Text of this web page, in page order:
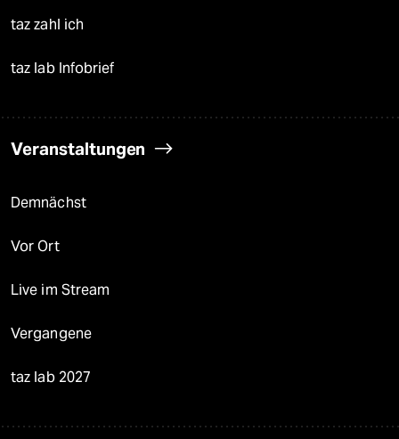
taz zahl ich
taz lab Infobrief
Veranstaltungen
Demnächst
Vor Ort
Live im Stream
Vergangene
taz lab 2027